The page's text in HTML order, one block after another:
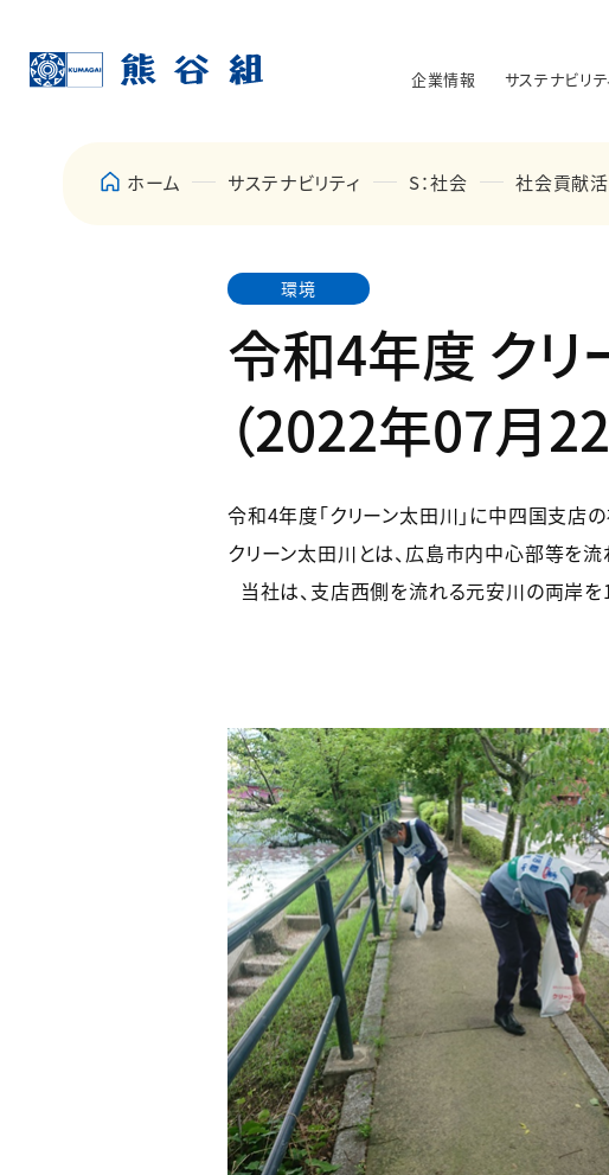
企業情報 サステナビリテ
ホーム サステナビリティ S：社会 社会貢献
環境
令和4年度 ク
（2022年07月22
令和4年度「クリーン太田川」に中四国支店
クリーン太田川とは、広島市内中心部等を
当社は、支店西側を流れる元安川の両岸を